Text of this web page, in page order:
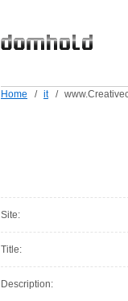
Home / it /
Site:
Title:
Description: